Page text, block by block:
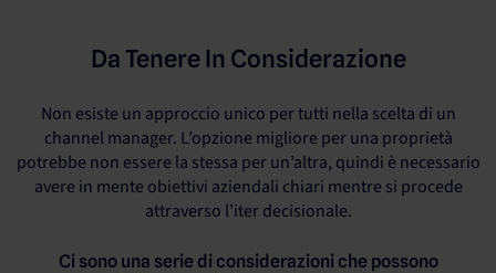
Da Tenere In Considerazione
Non esiste un approccio unico per tutti nella scelta di un
channel manager. L’opzione migliore per una proprietà
potrebbe non essere la stessa per un’altra, quindi è necessario
avere in mente obiettivi aziendali chiari mentre si procede
attraverso l’iter decisionale.
Ci sono una serie di considerazioni che possono